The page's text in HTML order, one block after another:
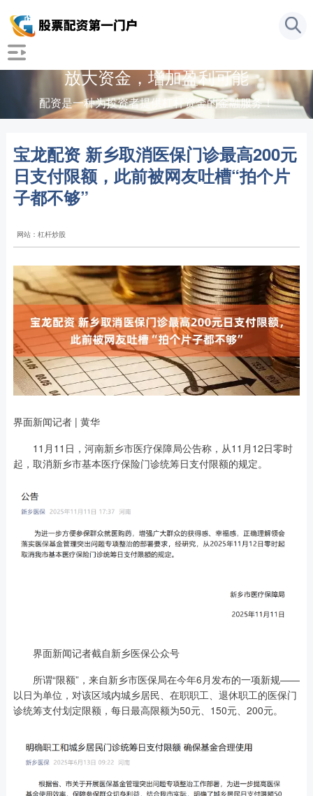
放大资金，增加盈利可能
配资是一种为投资者提供杠杆资金的金融服务！
宝龙配资 新乡取消医保门诊最高200元
日支付限额，此前被网友吐槽“拍个片
子都不够”
网站：杠杆炒股
界面新闻记者 | 黄华
11月11日，河南新乡市医疗保障局公告称，从11月12日零时
起，取消新乡市基本医疗保险门诊统筹日支付限额的规定。
界面新闻记者截自新乡医保公众号
所谓“限额”，来自新乡市医保局在今年6月发布的一项新规——
以日为单位，对该区域内城乡居民、在职职工、退休职工的医保门
诊统筹支付划定限额，每日最高限额为50元、150元、200元。